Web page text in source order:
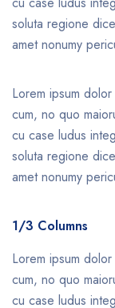
soluta regione
amet nonumy
Lorem ipsum
cum, no quo
cu case ludus
soluta regione
amet nonumy
1/3 Columns
Lorem ipsum
cum, no quo
cu case ludus